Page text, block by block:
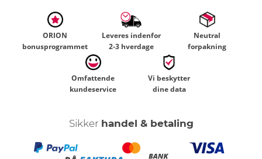
ORION
bonusprogrammet
Leveres indenfor
2-3 hverdage
Neutral
forpakning
Omfattende
kundeservice
Vi beskytter
dine data
Sikker handel & betaling